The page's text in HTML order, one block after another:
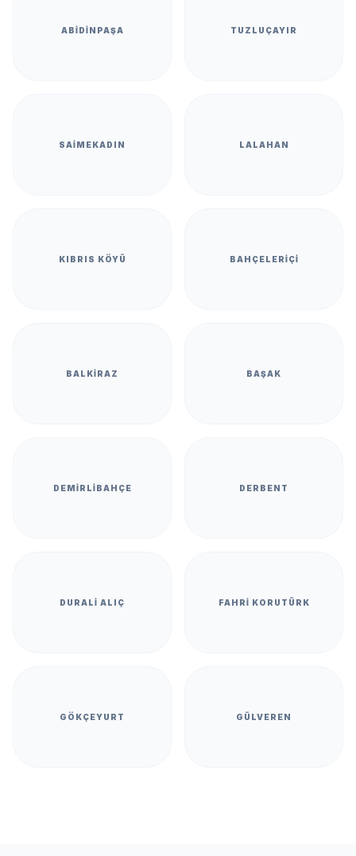
ABIDINPAŞA TUZLUÇAYIR
SAIMEKADIN LALAHAN
KIBRIS KÖYÜ BAHÇELERIÇI
BALKIRAZ BAŞAK
DEMIRLIBAHÇE DERBENT
DURALI ALIÇ FAHRI KORUTÜRK
GÖKÇEYURT GÜLVEREN